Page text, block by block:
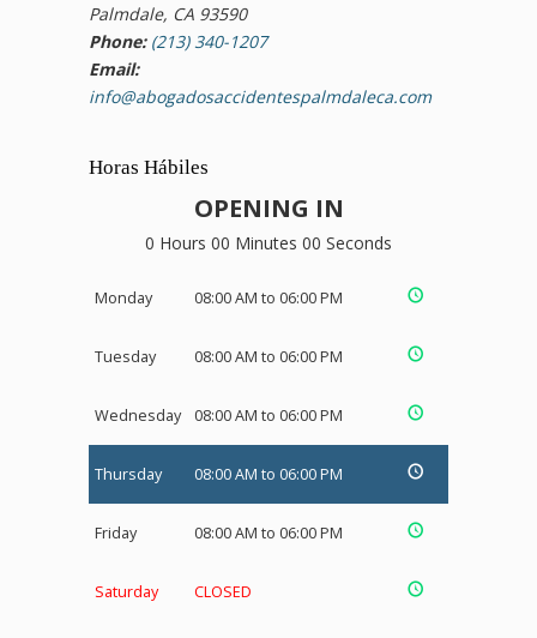
Palmdale, CA 93590
Phone: (213) 340-1207
Email:
info@abogadosaccidentespalmdaleca.com
Horas Hábiles
OPENING IN
0 Hours 00 Minutes 00 Seconds
Monday 08:00 AM to 06:00 PM
Tuesday 08:00 AM to 06:00 PM
Wednesday 08:00 AM to 06:00 PM
Thursday 08:00 AM to 06:00 PM
Friday 08:00 AM to 06:00 PM
Saturday CLOSED